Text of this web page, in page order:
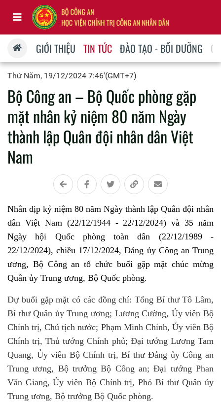
GIỚI THIỆU TIN TỨC ĐÀO TẠO - BỒI DƯỠNG
Thứ Năm, 19/12/2024 7:46'(GMT+7)
Bộ Công an – Bộ Quốc phòng gặp
mặt nhân kỷ niệm 80 năm Ngày
thành lập Quân đội nhân dân Việt
Nam
Nhân dịp kỷ niệm 80 năm Ngày thành lập Quân đội nhân
dân Việt Nam (22/12/1944 - 22/12/2024) và 35 năm
Ngày hội Quốc phòng toàn dân (22/12/1989 -
22/12/2024), chiều 17/12/2024, Đảng ủy Công an Trung
ương, Bộ Công an tổ chức buổi gặp mặt chúc mừng
Quân ủy Trung ương, Bộ Quốc phòng.
Dự buổi gặp mặt có các đồng chí: Tổng Bí thư Tô Lâm,
Bí thư Quân ủy Trung ương; Lương Cường, Ủy viên Bộ
Chính trị, Chủ tịch nước; Phạm Minh Chính, Ủy viên Bộ
Chính trị, Thủ tướng Chính phủ; Đại tướng Lương Tam
Quang, Ủy viên Bộ Chính trị, Bí thư Đảng ủy Công an
Trung ương, Bộ trưởng Bộ Công an; Đại tướng Phan
Văn Giang, Ủy viên Bộ Chính trị, Phó Bí thư Quân ủy
Trung ương, Bộ trưởng Bộ Quốc phòng.